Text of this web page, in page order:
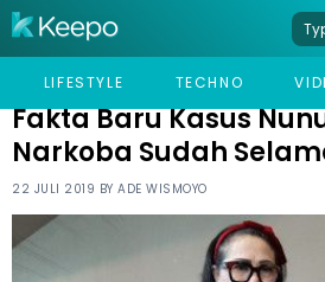
LIFESTYLE TECHNO
HOME CELEB FAKTA BARU KASUS NUNUNG,
Fakta Baru Kasus
Narkoba Sudah
22 JULI 2019 BY ADE WISMOYO